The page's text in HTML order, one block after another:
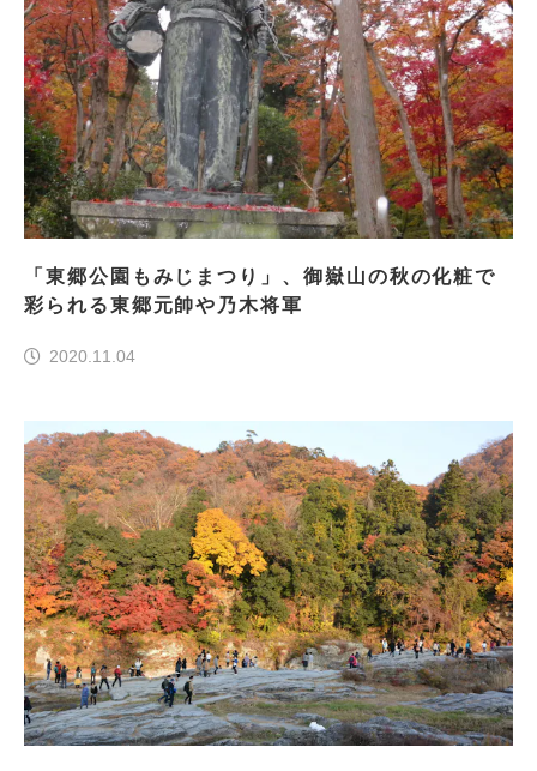
「東郷公園もみじまつり」、御嶽山の秋の化粧で
彩られる東郷元帥や乃木将軍
2020.11.04